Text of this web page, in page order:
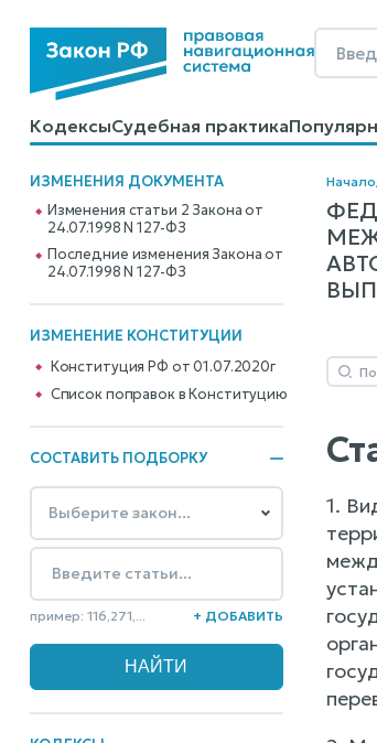
КодексыСудебная практика
КалькуляторыСправочные
ИЗМЕНЕНИЯ ДОКУМЕНТА
Изменения статьи 2 Закона от
24.07.1998 N 127-ФЗ
Последние изменения Закона от
24.07.1998 N 127-ФЗ
ИЗМЕНЕНИЕ КОНСТИТУЦИИ
Конституция РФ от 01.07.2020г
Cписок поправок в Конституцию
СОСТАВИТЬ ПОДБОРКУ
пример: 116,271,... + ДОБАВИТЬ
Начало
1.